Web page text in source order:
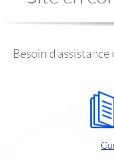
Besoin